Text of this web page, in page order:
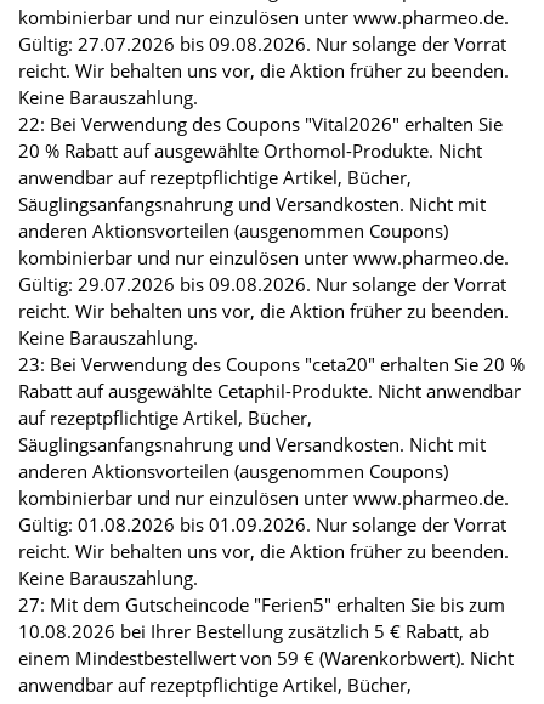
kombinierbar und nur einzulösen unter www.pharmeo.de.
Gültig: 27.07.2026 bis 09.08.2026. Nur solange der Vorrat
reicht. Wir behalten uns vor, die Aktion früher zu beenden.
Keine Barauszahlung.
22: Bei Verwendung des Coupons "Vital2026" erhalten Sie
20 % Rabatt auf ausgewählte Orthomol-Produkte. Nicht
anwendbar auf rezeptpflichtige Artikel, Bücher,
Säuglingsanfangsnahrung und Versandkosten. Nicht mit
anderen Aktionsvorteilen (ausgenommen Coupons)
kombinierbar und nur einzulösen unter www.pharmeo.de.
Gültig: 29.07.2026 bis 09.08.2026. Nur solange der Vorrat
reicht. Wir behalten uns vor, die Aktion früher zu beenden.
Keine Barauszahlung.
23: Bei Verwendung des Coupons "ceta20" erhalten Sie 20 %
Rabatt auf ausgewählte Cetaphil-Produkte. Nicht anwendbar
auf rezeptpflichtige Artikel, Bücher,
Säuglingsanfangsnahrung und Versandkosten. Nicht mit
anderen Aktionsvorteilen (ausgenommen Coupons)
kombinierbar und nur einzulösen unter www.pharmeo.de.
Gültig: 01.08.2026 bis 01.09.2026. Nur solange der Vorrat
reicht. Wir behalten uns vor, die Aktion früher zu beenden.
Keine Barauszahlung.
27: Mit dem Gutscheincode "Ferien5" erhalten Sie bis zum
10.08.2026 bei Ihrer Bestellung zusätzlich 5 € Rabatt, ab
einem Mindestbestellwert von 59 € (Warenkorbwert). Nicht
anwendbar auf rezeptpflichtige Artikel, Bücher,